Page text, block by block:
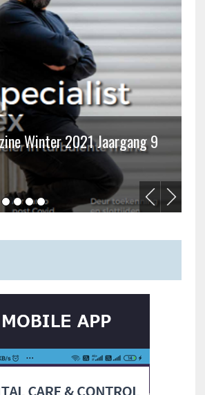
Winter 2021 Jaargang 9